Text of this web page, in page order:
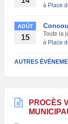
à Place
AOÛT
15
Toute la
à Place
AUTRES
PROCÈS